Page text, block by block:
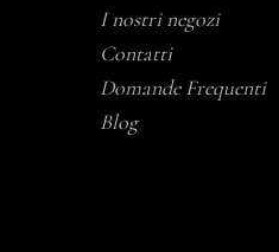
I nostri negozi
Contatti
Domande Frequenti
Blog